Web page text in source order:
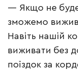
— Якщо не
зможемо
Навіть нашій
виживати без
поїздок за